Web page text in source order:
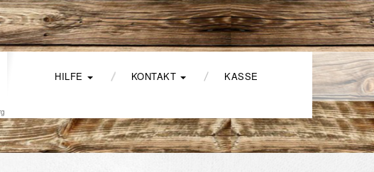
HILFE KONTAKT KASSE